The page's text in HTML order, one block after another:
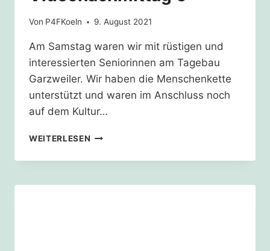
Von P4FKoeln 9. August 2021
Am Samstag waren wir mit rüstigen und
interessierten Seniorinnen am Tagebau
Garzweiler. Wir haben die Menschenkette
unterstützt und waren im Anschluss noch
auf dem Kultur…
WEITERLESEN OPA,
–
UNS